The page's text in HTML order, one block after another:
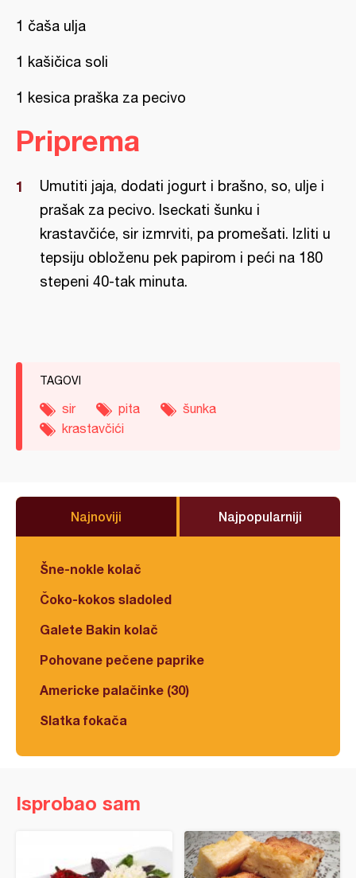
1 čaša ulja
1 kašičica soli
1 kesica praška za pecivo
Priprema
Umutiti jaja, dodati jogurt i brašno, so, ulje i
prašak za pecivo. Iseckati šunku i
krastavčiće, sir izmrviti, pa promešati. Izliti u
tepsiju obloženu pek papirom i peći na 180
stepeni 40-tak minuta.
TAGOVI
sir pita
šunka
krastavčići
Najnoviji Najpopularniji
Šne-nokle kolač
Čoko-kokos sladoled
Galete Bakin kolač
Pohovane pečene paprike
Americke palačinke (30)
Slatka fokača
Isprobao sam